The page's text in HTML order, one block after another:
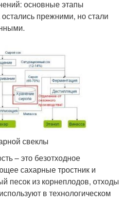
основные этапы
прежними, но стали
свеклы
– это безотходное
сахарные тростник и
песок из корнеплодов, отходы
в технологическом